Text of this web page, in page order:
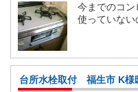
今までのコン
使っていない
台所水栓取付 福生市 K様